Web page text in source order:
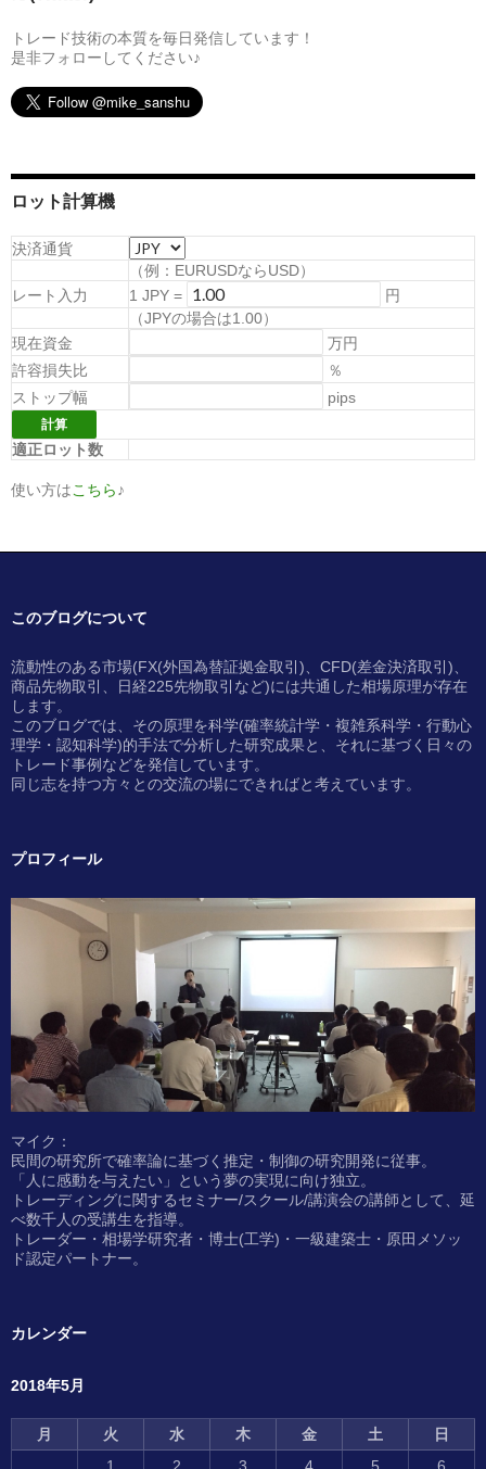
トレード技術の本質を毎日発信しています！
是非フォローしてください♪
ロット計算機
決済通貨
（例：EURUSDならUSD）
レート入力
1 JPY =
円
（JPYの場合は1.00）
現在資金
万円
許容損失比
％
ストップ幅
pips
適正ロット数
使い方はこちら♪
このブログについて
流動性のある市場(FX(外国為替証拠金取引)、CFD(差金決済取引)、
商品先物取引、日経225先物取引など)には共通した相場原理が存在
します。
このブログでは、その原理を科学(確率統計学・複雑系科学・行動心
理学・認知科学)的手法で分析した研究成果と、それに基づく日々の
トレード事例などを発信しています。
同じ志を持つ方々との交流の場にできればと考えています。
プロフィール
マイク：
民間の研究所で確率論に基づく推定・制御の研究開発に従事。
「人に感動を与えたい」という夢の実現に向け独立。
トレーディングに関するセミナー/スクール/講演会の講師として、延
べ数千人の受講生を指導。
トレーダー・相場学研究者・博士(工学)・一級建築士・原田メソッ
ド認定パートナー。
カレンダー
2018年5月
月 火 水 木 金 土
日
1
2 3 4 5 6